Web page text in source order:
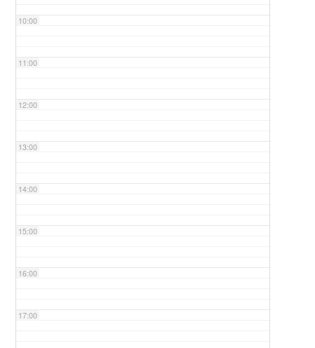
10:00
11:00
12:00
13:00
14:00
15:00
16:00
17:00